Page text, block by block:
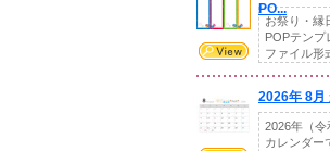
PO...
お祭り・縁
POPテンプ
ファイル形
2026年 8月
2026年（令
カレンダー